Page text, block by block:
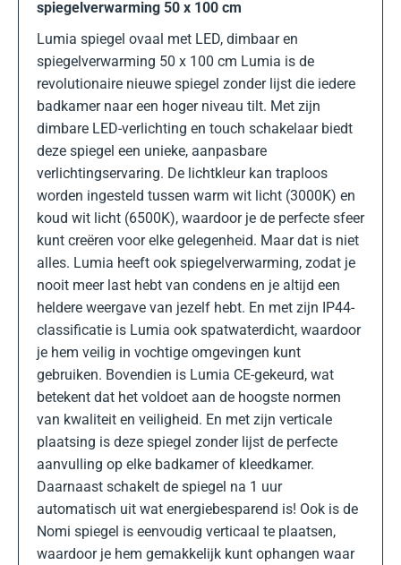
spiegelverwarming 50 x 100 cm
Lumia spiegel ovaal met LED, dimbaar en
spiegelverwarming 50 x 100 cm Lumia is de
revolutionaire nieuwe spiegel zonder lijst die iedere
badkamer naar een hoger niveau tilt. Met zijn
dimbare LED-verlichting en touch schakelaar biedt
deze spiegel een unieke, aanpasbare
verlichtingservaring. De lichtkleur kan traploos
worden ingesteld tussen warm wit licht (3000K) en
koud wit licht (6500K), waardoor je de perfecte sfeer
kunt creëren voor elke gelegenheid. Maar dat is niet
alles. Lumia heeft ook spiegelverwarming, zodat je
nooit meer last hebt van condens en je altijd een
heldere weergave van jezelf hebt. En met zijn IP44-
classificatie is Lumia ook spatwaterdicht, waardoor
je hem veilig in vochtige omgevingen kunt
gebruiken. Bovendien is Lumia CE-gekeurd, wat
betekent dat het voldoet aan de hoogste normen
van kwaliteit en veiligheid. En met zijn verticale
plaatsing is deze spiegel zonder lijst de perfecte
aanvulling op elke badkamer of kleedkamer.
Daarnaast schakelt de spiegel na 1 uur
automatisch uit wat energiebesparend is! Ook is de
Nomi spiegel is eenvoudig verticaal te plaatsen,
waardoor je hem gemakkelijk kunt ophangen waar